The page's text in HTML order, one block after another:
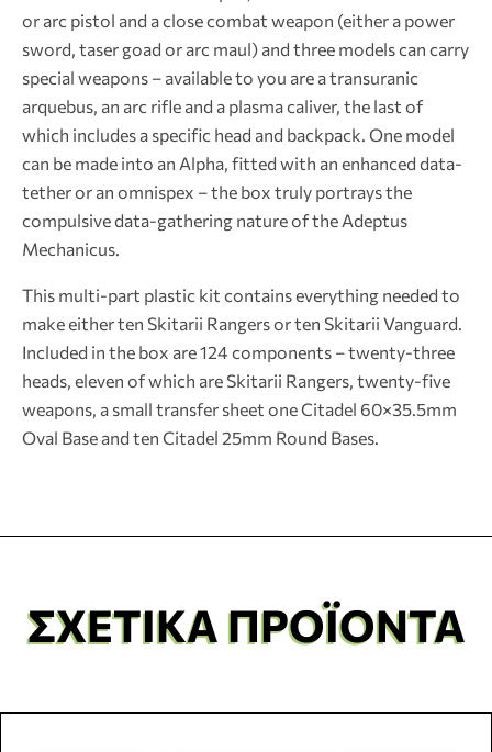
or arc pistol and a close combat weapon (either a power
sword, taser goad or arc maul) and three models can carry
special weapons – available to you are a transuranic
arquebus, an arc rifle and a plasma caliver, the last of
which includes a specific head and backpack. One model
can be made into an Alpha, fitted with an enhanced data-
tether or an omnispex – the box truly portrays the
compulsive data-gathering nature of the Adeptus
Mechanicus.
This multi-part plastic kit contains everything needed to
make either ten Skitarii Rangers or ten Skitarii Vanguard.
Included in the box are 124 components – twenty-three
heads, eleven of which are Skitarii Rangers, twenty-five
weapons, a small transfer sheet one Citadel 60×35.5mm
Oval Base and ten Citadel 25mm Round Bases.
ΣΧΕΤΙΚΆ ΠΡΟΪΌΝΤΑ